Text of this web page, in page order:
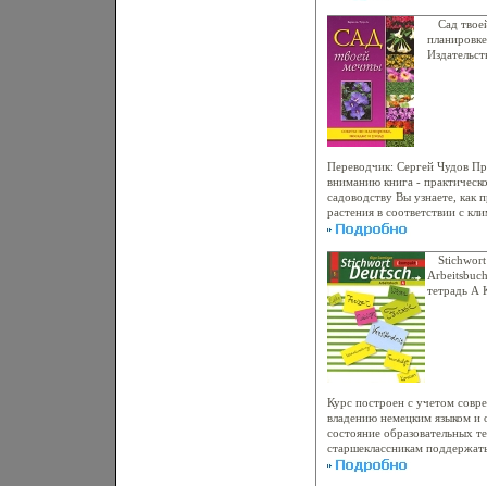
с тем задачник можно
органической химии и по
пособия содержит одну или
состоят из наборов
вариантов тестов В конце
резервные задания и
тестовым заданиям даны
Игорь Остроумов Елена
Сад
Переводчик: Сергей Чудов
вниманию книга -
садоводству Вы узнаете, как
растения в соответствии с
них луаьашычше
лечить и бороться с
по ландшафтному дизайну,
выращиванию растений в
как начинающим, табктлък и
широкого круга читателей
Geoffrey Burnie Алан Тугуд
тетрадь А
Курс построен с учетом
владению немецким языком и
состояние образовательных
старшеклассникам
целом